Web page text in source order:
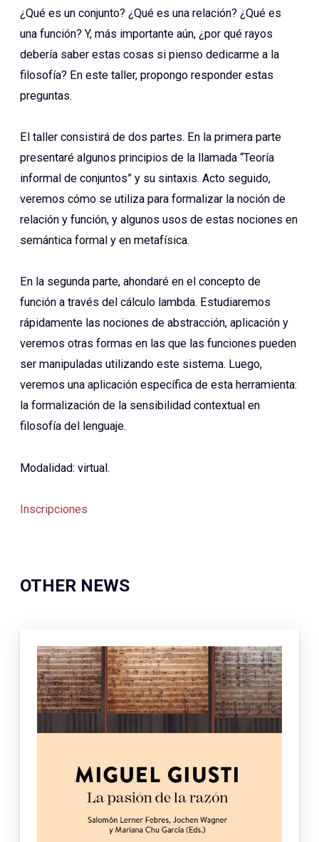
¿Qué es un conjunto? ¿Qué es una relación? ¿Qué es
una función? Y, más importante aún, ¿por qué rayos
debería saber estas cosas si pienso dedicarme a la
filosofía? En este taller, propongo responder estas
preguntas.
El taller consistirá de dos partes. En la primera parte
presentaré algunos principios de la llamada “Teoría
informal de conjuntos” y su sintaxis. Acto seguido,
veremos cómo se utiliza para formalizar la noción de
relación y función, y algunos usos de estas nociones en
semántica formal y en metafísica.
En la segunda parte, ahondaré en el concepto de
función a través del cálculo lambda. Estudiaremos
rápidamente las nociones de abstracción, aplicación y
veremos otras formas en las que las funciones pueden
ser manipuladas utilizando este sistema. Luego,
veremos una aplicación específica de esta herramienta:
la formalización de la sensibilidad contextual en
filosofía del lenguaje.
Modalidad: virtual.
Inscripciones
OTHER NEWS